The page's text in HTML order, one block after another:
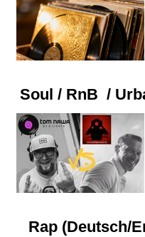
Soul / RnB /
Rap (Deutsch/